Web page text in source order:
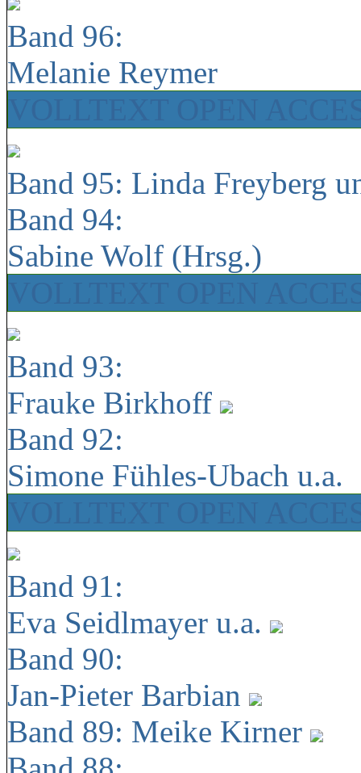
Band 96:
Melanie Reymer
Band 95: Linda Freyberg
Band 94:
Sabine Wolf (Hrsg.)
Band 93:
Frauke Birkhoff
Band 92:
Simone Fühles-Ubach u.a.
Band 91:
Eva Seidlmayer u.a.
Band 90:
Jan-Pieter Barbian
Band 89: Meike Kirner